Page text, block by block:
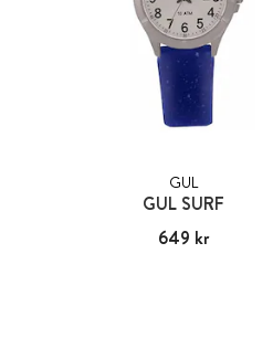
GUL
GUL SURF
Pris:649 kr
649 kr